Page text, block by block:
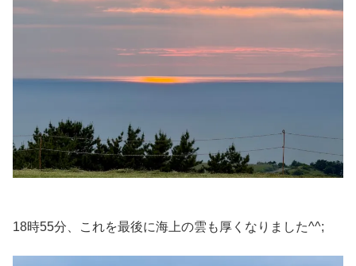
18時55分、これを最後に海上の雲も厚くなりました^^;